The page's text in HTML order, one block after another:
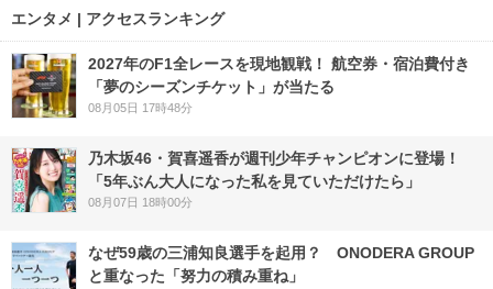
エンタメ | アクセスランキング
2027年のF1全レースを現地観戦！ 航空券・宿泊費付き
「夢のシーズンチケット」が当たる
08月05日 17時48分
乃木坂46・賀喜遥香が週刊少年チャンピオンに登場！
「5年ぶん大人になった私を見ていただけたら」
08月07日 18時00分
なぜ59歳の三浦知良選手を起用？ ONODERA GROUP
と重なった「努力の積み重ね」